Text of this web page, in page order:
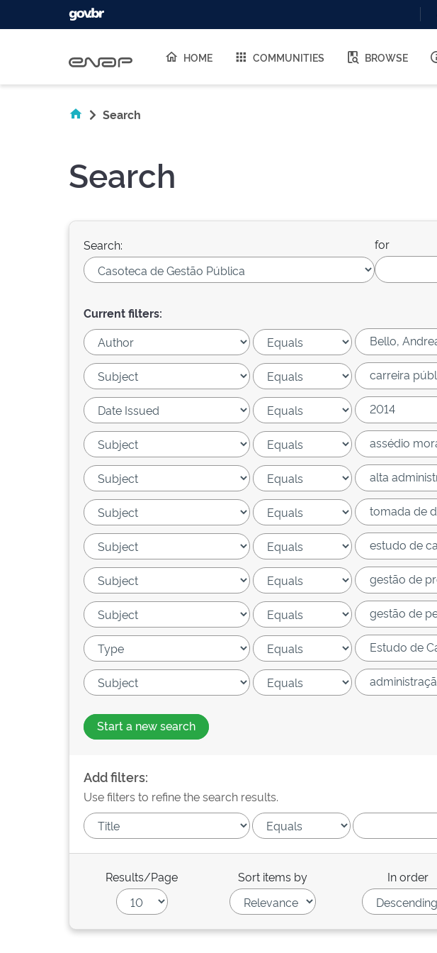
HOME COMMUNITIES BROWSE
Search
Search
Search: for
Current filters:
Start a new search
Add filters:
Use filters to refine the search results.
Results/Page Sort items by In order